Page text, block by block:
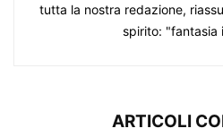
tutta la nostra redazione,
spirito: "fantasia
ARTICOLI